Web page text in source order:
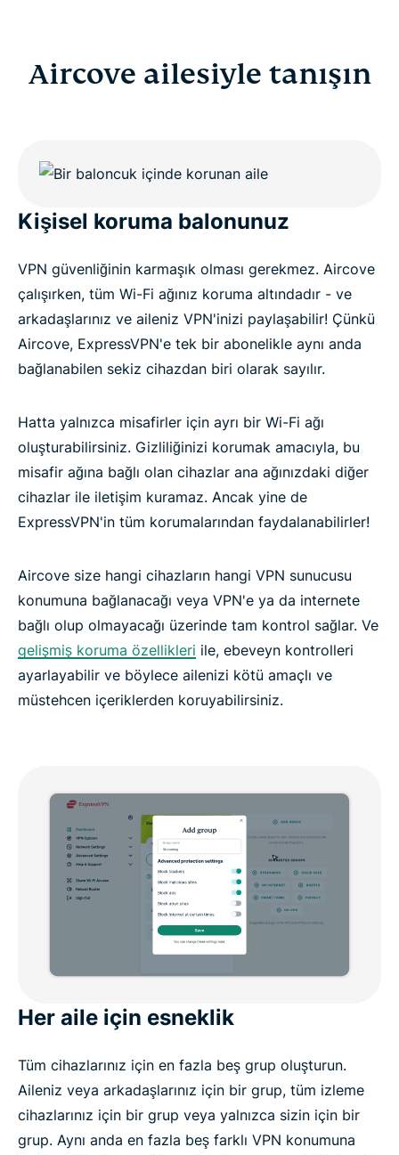
Aircove ailesiyle tanışın
Kişisel koruma balonunuz
VPN güvenliğinin karmaşık olması gerekmez. Aircove
çalışırken, tüm Wi-Fi ağınız koruma altındadır - ve
arkadaşlarınız ve aileniz VPN'inizi paylaşabilir! Çünkü
Aircove, ExpressVPN'e tek bir abonelikle aynı anda
bağlanabilen sekiz cihazdan biri olarak sayılır.
Hatta yalnızca misafirler için ayrı bir Wi-Fi ağı
oluşturabilirsiniz. Gizliliğinizi korumak amacıyla, bu
misafir ağına bağlı olan cihazlar ana ağınızdaki diğer
cihazlar ile iletişim kuramaz. Ancak yine de
ExpressVPN'in tüm korumalarından faydalanabilirler!
Aircove size hangi cihazların hangi VPN sunucusu
konumuna bağlanacağı veya VPN'e ya da internete
bağlı olup olmayacağı üzerinde tam kontrol sağlar. Ve
gelişmiş koruma özellikleri ile, ebeveyn kontrolleri
ayarlayabilir ve böylece ailenizi kötü amaçlı ve
müstehcen içeriklerden koruyabilirsiniz.
Her aile için esneklik
Tüm cihazlarınız için en fazla beş grup oluşturun.
Aileniz veya arkadaşlarınız için bir grup, tüm izleme
cihazlarınız için bir grup veya yalnızca sizin için bir
grup. Aynı anda en fazla beş farklı VPN konumuna